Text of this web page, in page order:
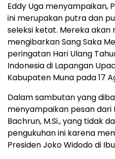
Eddy Uga menyampaikan,
ini merupakan putra dan
seleksi ketat. Mereka
mengibarkan Sang Saka
peringatan Hari Ulang
Indonesia di Lapangan
Kabupaten Muna pada 17
Dalam sambutan yang
menyampaikan pesan dari
Bachrun, M.Si., yang tidak
pengukuhan ini karena
Presiden Joko Widodo di